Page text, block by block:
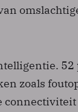
52
zoals
connectiviteit